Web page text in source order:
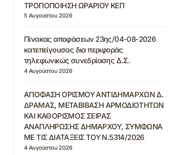
ΤΡΟΠΟΠΟΙΗΣΗ ΩΡΑΡΙΟΥ ΚΕΠ
5 Αυγούστου 2026
Πίνακας αποφάσεων 23ης/04-08-2026
κατεπείγουσας δια περιφοράς
τηλεφωνικώς συνεδρίασης Δ.Σ.
4 Αυγούστου 2026
ΑΠΟΦΑΣΗ ΟΡΙΣΜΟΥ ΑΝΤΙΔΗΜΑΡΧΩΝ Δ.
ΔΡΑΜΑΣ, ΜΕΤΑΒΙΒΑΣΗ ΑΡΜΟΔΙΟΤΗΤΩΝ
ΚΑΙ ΚΑΘΟΡΙΣΜΟΣ ΣΕΙΡΑΣ
ΑΝΑΠΛΗΡΩΣΗΣ ΔΗΜΑΡΧΟΥ, ΣΥΜΦΩΝΑ
ΜΕ ΤΙΣ ΔΙΑΤΑΞΕΙΣ ΤΟΥ Ν.5314/2026
4 Αυγούστου 2026